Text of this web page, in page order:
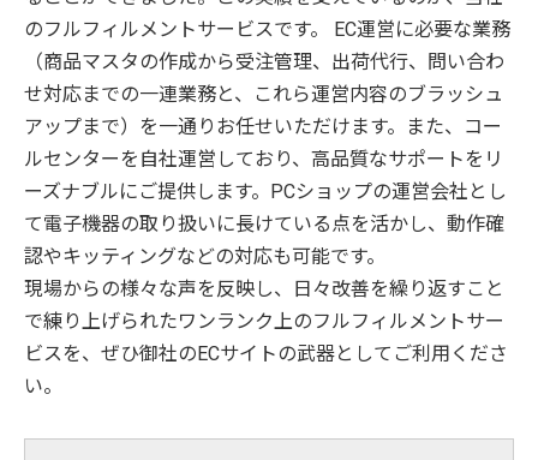
のフルフィルメントサービスです。 EC運営に必要な業務
（商品マスタの作成から受注管理、出荷代行、問い合わ
せ対応までの一連業務と、これら運営内容のブラッシュ
アップまで）を一通りお任せいただけます。また、コー
ルセンターを自社運営しており、高品質なサポートをリ
ーズナブルにご提供します。PCショップの運営会社とし
て電子機器の取り扱いに長けている点を活かし、動作確
認やキッティングなどの対応も可能です。
現場からの様々な声を反映し、日々改善を繰り返すこと
で練り上げられたワンランク上のフルフィルメントサー
ビスを、ぜひ御社のECサイトの武器としてご利用くださ
い。